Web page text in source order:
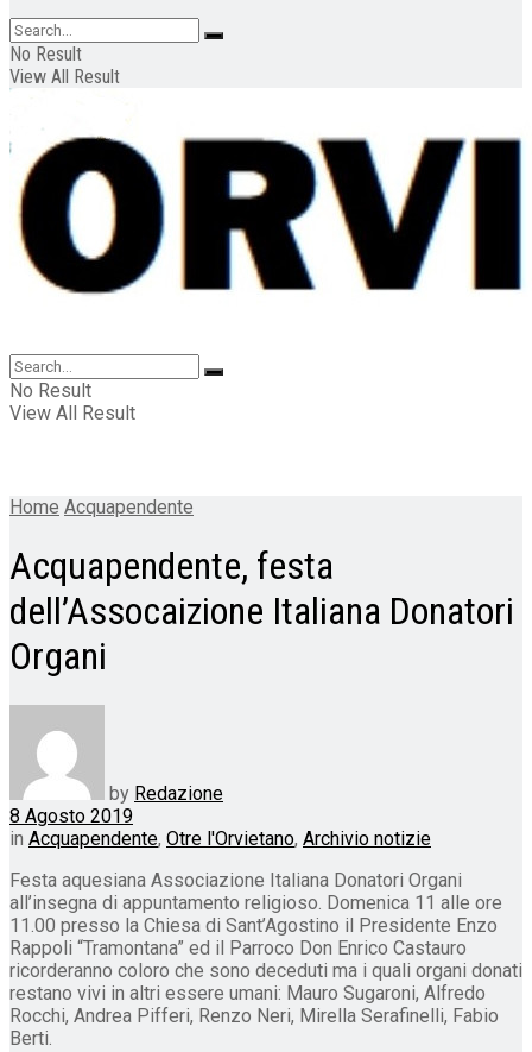
No Result
View All Result
No Result
View All Result
Home Acquapendente
Acquapendente, festa
dell’Assocaizione Italiana Donatori
Organi
by Redazione
8 Agosto 2019
in Acquapendente, Otre l'Orvietano, Archivio notizie
Festa aquesiana Associazione Italiana Donatori Organi
all’insegna di appuntamento religioso. Domenica 11 alle ore
11.00 presso la Chiesa di Sant’Agostino il Presidente Enzo
Rappoli “Tramontana” ed il Parroco Don Enrico Castauro
ricorderanno coloro che sono deceduti ma i quali organi donati
restano vivi in altri essere umani: Mauro Sugaroni, Alfredo
Rocchi, Andrea Pifferi, Renzo Neri, Mirella Serafinelli, Fabio
Berti.